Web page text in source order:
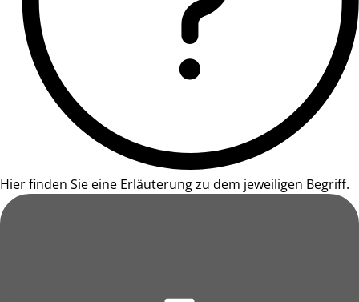
Hier finden Sie eine Erläuterung zu dem jeweiligen Begriff.